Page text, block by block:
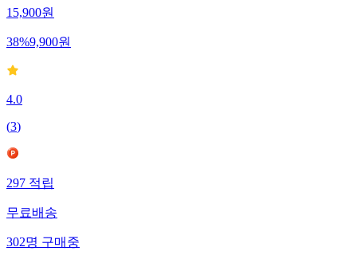
15,900원
38%9,900원
4.0
(3)
297적립
무료배송
302명구매중